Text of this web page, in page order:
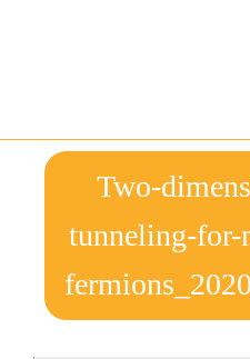
Two-
tunneling-for-